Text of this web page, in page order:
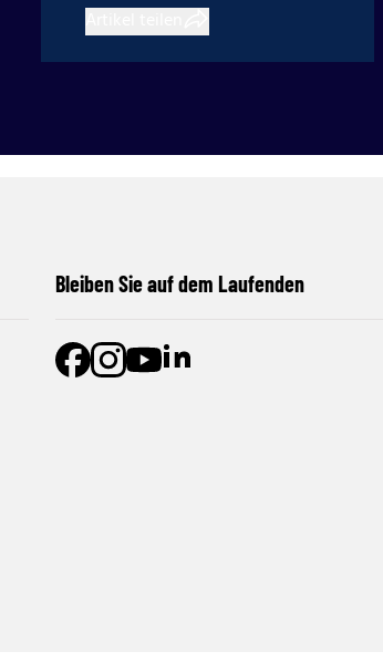
Bleiben Sie auf dem Laufenden